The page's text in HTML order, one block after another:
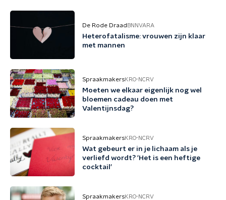
De Rode Draad BNNVARA
Heterofatalisme: vrouwen zijn klaar
met mannen
SpraakmakersKRO-NCRV
Moeten we elkaar eigenlijk nog wel
bloemen cadeau doen met
Valentijnsdag?
SpraakmakersKRO-NCRV
Wat gebeurt er in je lichaam als je
verliefd wordt? 'Het is een heftige
cocktail'
SpraakmakersKRO-NCRV